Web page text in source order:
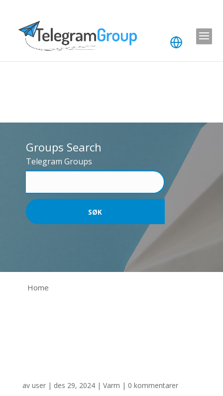
Groups Search
Telegram Groups
Home
av user| des 29, 2024| Varm | 0 kommentarer